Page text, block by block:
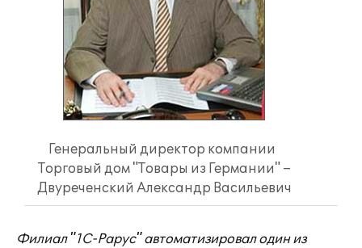
Генеральный директор компании
Торговый дом "Товары из Германии" –
Двуреченский Александр Васильевич
Филиал "1С-Рарус" автоматизировал один из